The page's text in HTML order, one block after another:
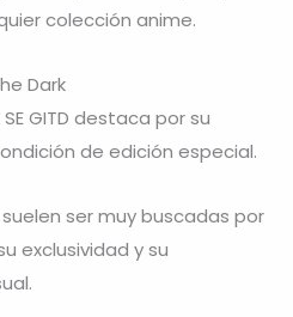
colección anime.
Dark
GITD destaca por su
de edición especial.
ser muy buscadas por
exclusividad y su